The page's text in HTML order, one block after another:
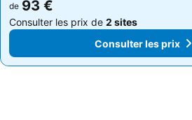
de 93 €
Consulter les prix de 2 sites
Consulter les prix
de 93 €
Consulter les prix de 2 sites
Consulter les prix